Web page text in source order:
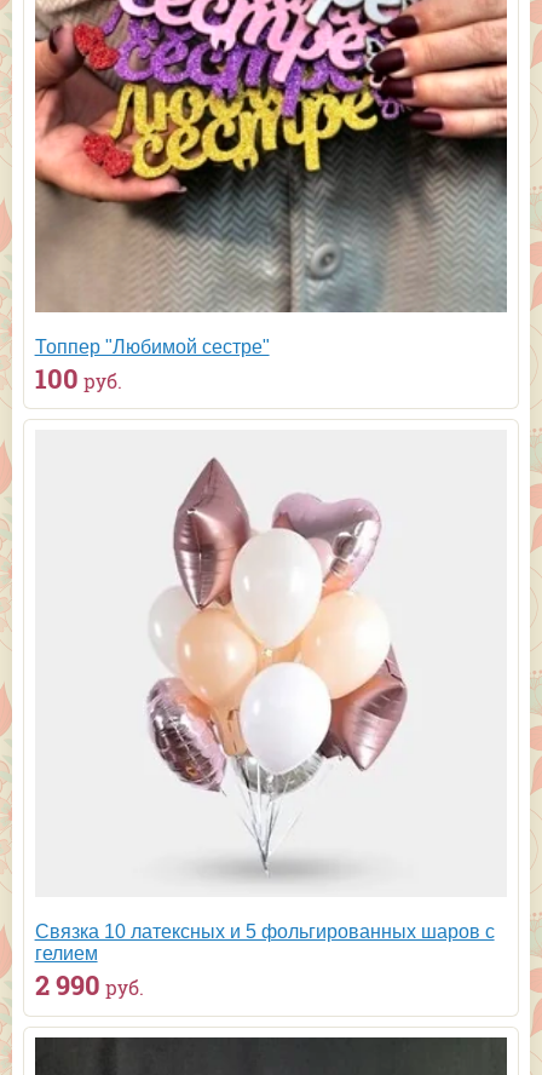
Топпер "Любимой сестре"
100 руб.
Связка 10 латексных и 5 фольгированных шаров с
гелием
2 990 руб.